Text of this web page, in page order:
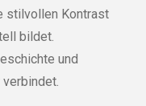
stilvollen Kontrast
bildet.
und